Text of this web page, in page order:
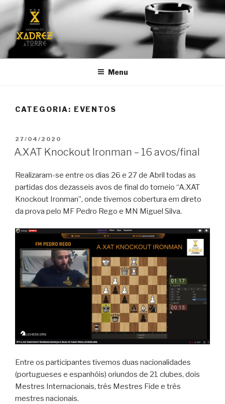
Saltar
o
conteúdo
A.XAT
Associação de Xadrez "A Torre"
Menu
CATEGORIA: EVENTOS
PUBLICADO
EM
27/04/2020
A.XAT Knockout Ironman – 16 avos/final
Realizaram-se entre os dias 26 e 27 de Abril todas as
partidas dos dezasseis avos de final do torneio “A.XAT
Knockout Ironman”, onde tivemos cobertura em direto
da prova pelo MF Pedro Rego e MN Miguel Silva.
Entre os participantes tivemos duas nacionalidades
(portugueses e espanhóis) oriundos de 21 clubes, dois
Mestres Internacionais, três Mestres Fide e três
mestres nacionais.